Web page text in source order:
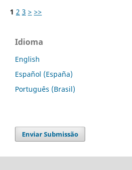
1 2 3 > >>
Idioma
English
Español (España)
Português (Brasil)
Enviar Submissão